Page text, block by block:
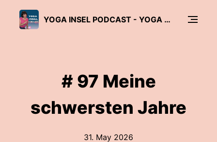
YOGA INSEL PODCAST - YOGA FÜR FRAUEN ÜBER 40 UND UNTER SICH
# 97 Meine
schwersten Jahre
31. May 2026